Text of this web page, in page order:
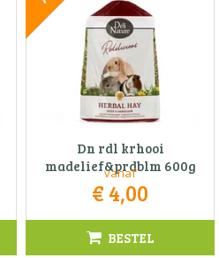
Dn rdl krhooi
madelief&prdblm 600g
vanaf
€ 4,00
BESTEL